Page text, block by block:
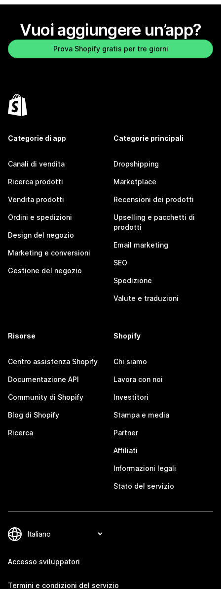
Vuoi aggiungere un’app?
Prova Shopify gratis per tre giorni
Categorie di app
Canali di vendita
Ricerca prodotti
Vendita prodotti
Ordini e spedizioni
Design del negozio
Marketing e conversioni
Gestione del negozio
Categorie principali
Dropshipping
Marketplace
Recensioni dei prodotti
Upselling e pacchetti di
prodotti
Email marketing
SEO
Spedizione
Valute e traduzioni
Risorse
Centro assistenza Shopify
Documentazione API
Community di Shopify
Blog di Shopify
Ricerca
Shopify
Chi siamo
Lavora con noi
Investitori
Stampa e media
Partner
Affiliati
Informazioni legali
Stato del servizio
Accesso sviluppatori
Termini e condizioni del servizio